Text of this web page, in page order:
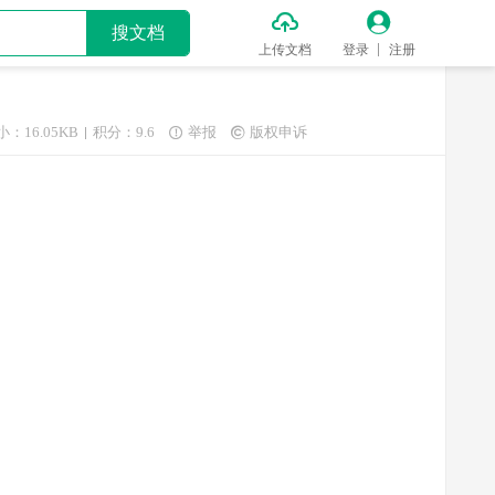
搜文档 
上传文档

登录 注册
：16.05KB 积分：9.6  举报  版权申诉